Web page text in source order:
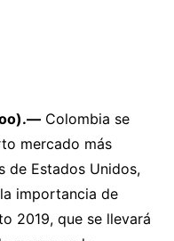
Colombia se
mercado más
de Estados Unidos,
importancia de
2019, que se llevará